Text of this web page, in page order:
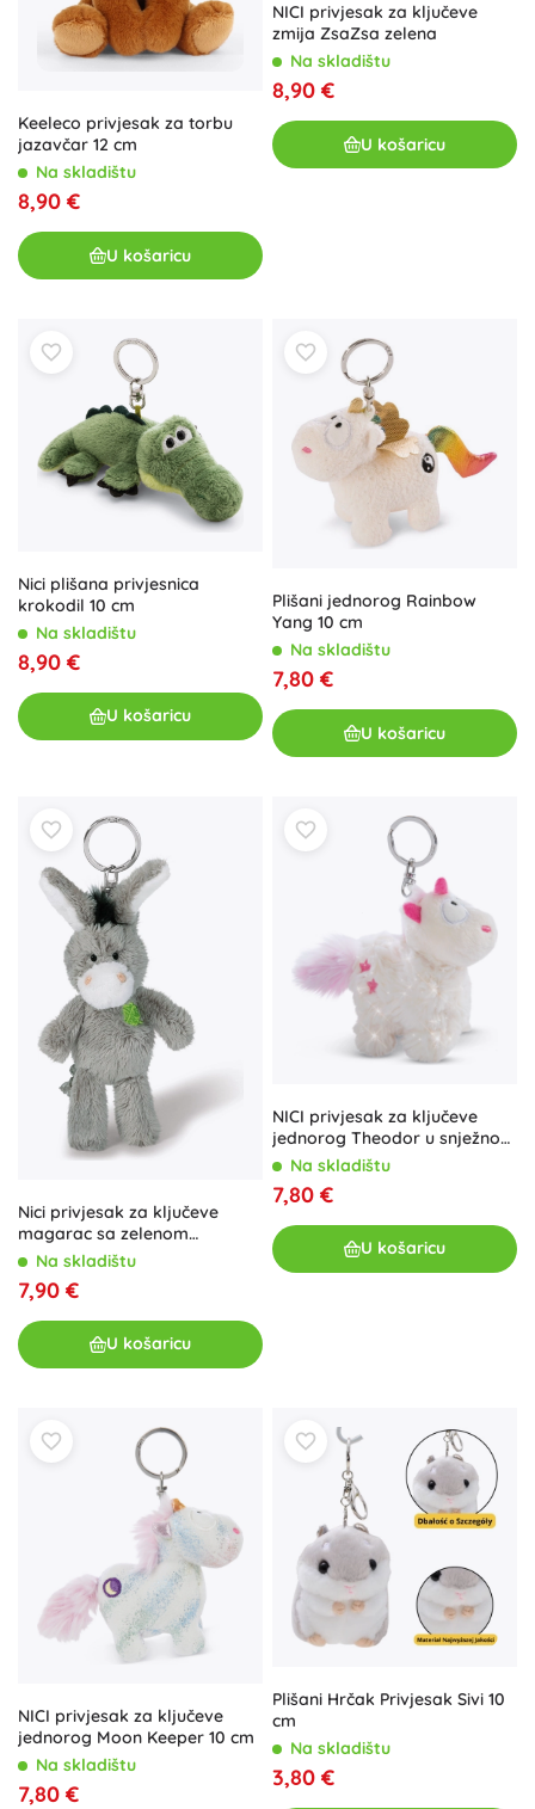
Keeleco privjesak za torbu
jazavčar 12 cm
Na skladištu
8,90 €
U košaricu
NICI privjesak za ključeve
zmija ZsaZsa zelena
Na skladištu
8,90 €
U košaricu
Nici plišana privjesnica
krokodil 10 cm
Na skladištu
8,90 €
U košaricu
Plišani jednorog Rainbow
Yang 10 cm
Na skladištu
7,80 €
U košaricu
Nici privjesak za ključeve
magarac sa zelenom
djetelinom s četiri lista
Na skladištu
7,90 €
U košaricu
NICI privjesak za ključeve
jednorog Theodor u snježnom
kombinezonu
Na skladištu
7,80 €
U košaricu
NICI privjesak za ključeve
jednorog Moon Keeper 10 cm
Na skladištu
7,80 €
Plišani Hrčak Privjesak Sivi 10
cm
Na skladištu
3,80 €